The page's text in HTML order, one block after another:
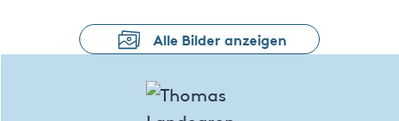
Alle Bilder anzeigen